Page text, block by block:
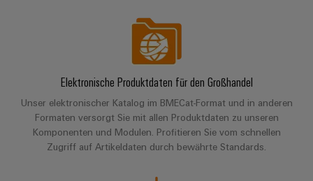
Elektronische Produktdaten für den Großhandel
Unser elektronischer Katalog im BMECat-Format und in anderen
Formaten versorgt Sie mit allen Produktdaten zu unseren
Komponenten und Modulen. Profitieren Sie vom schnellen
Zugriff auf Artikeldaten durch bewährte Standards.